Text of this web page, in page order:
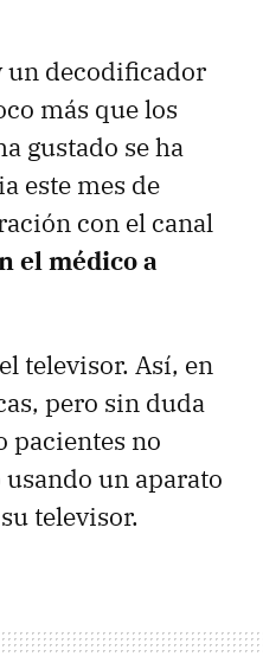
decodificador
más que los
gustado se ha
este mes de
con el canal
el médico a
televisor. Así, en
pero sin duda
pacientes no
un aparato
televisor.